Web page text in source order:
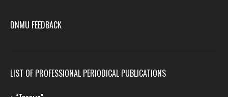
DNMU FEEDBACK
LIST OF PROFESSIONAL PERIODICAL PUBLICATIONS